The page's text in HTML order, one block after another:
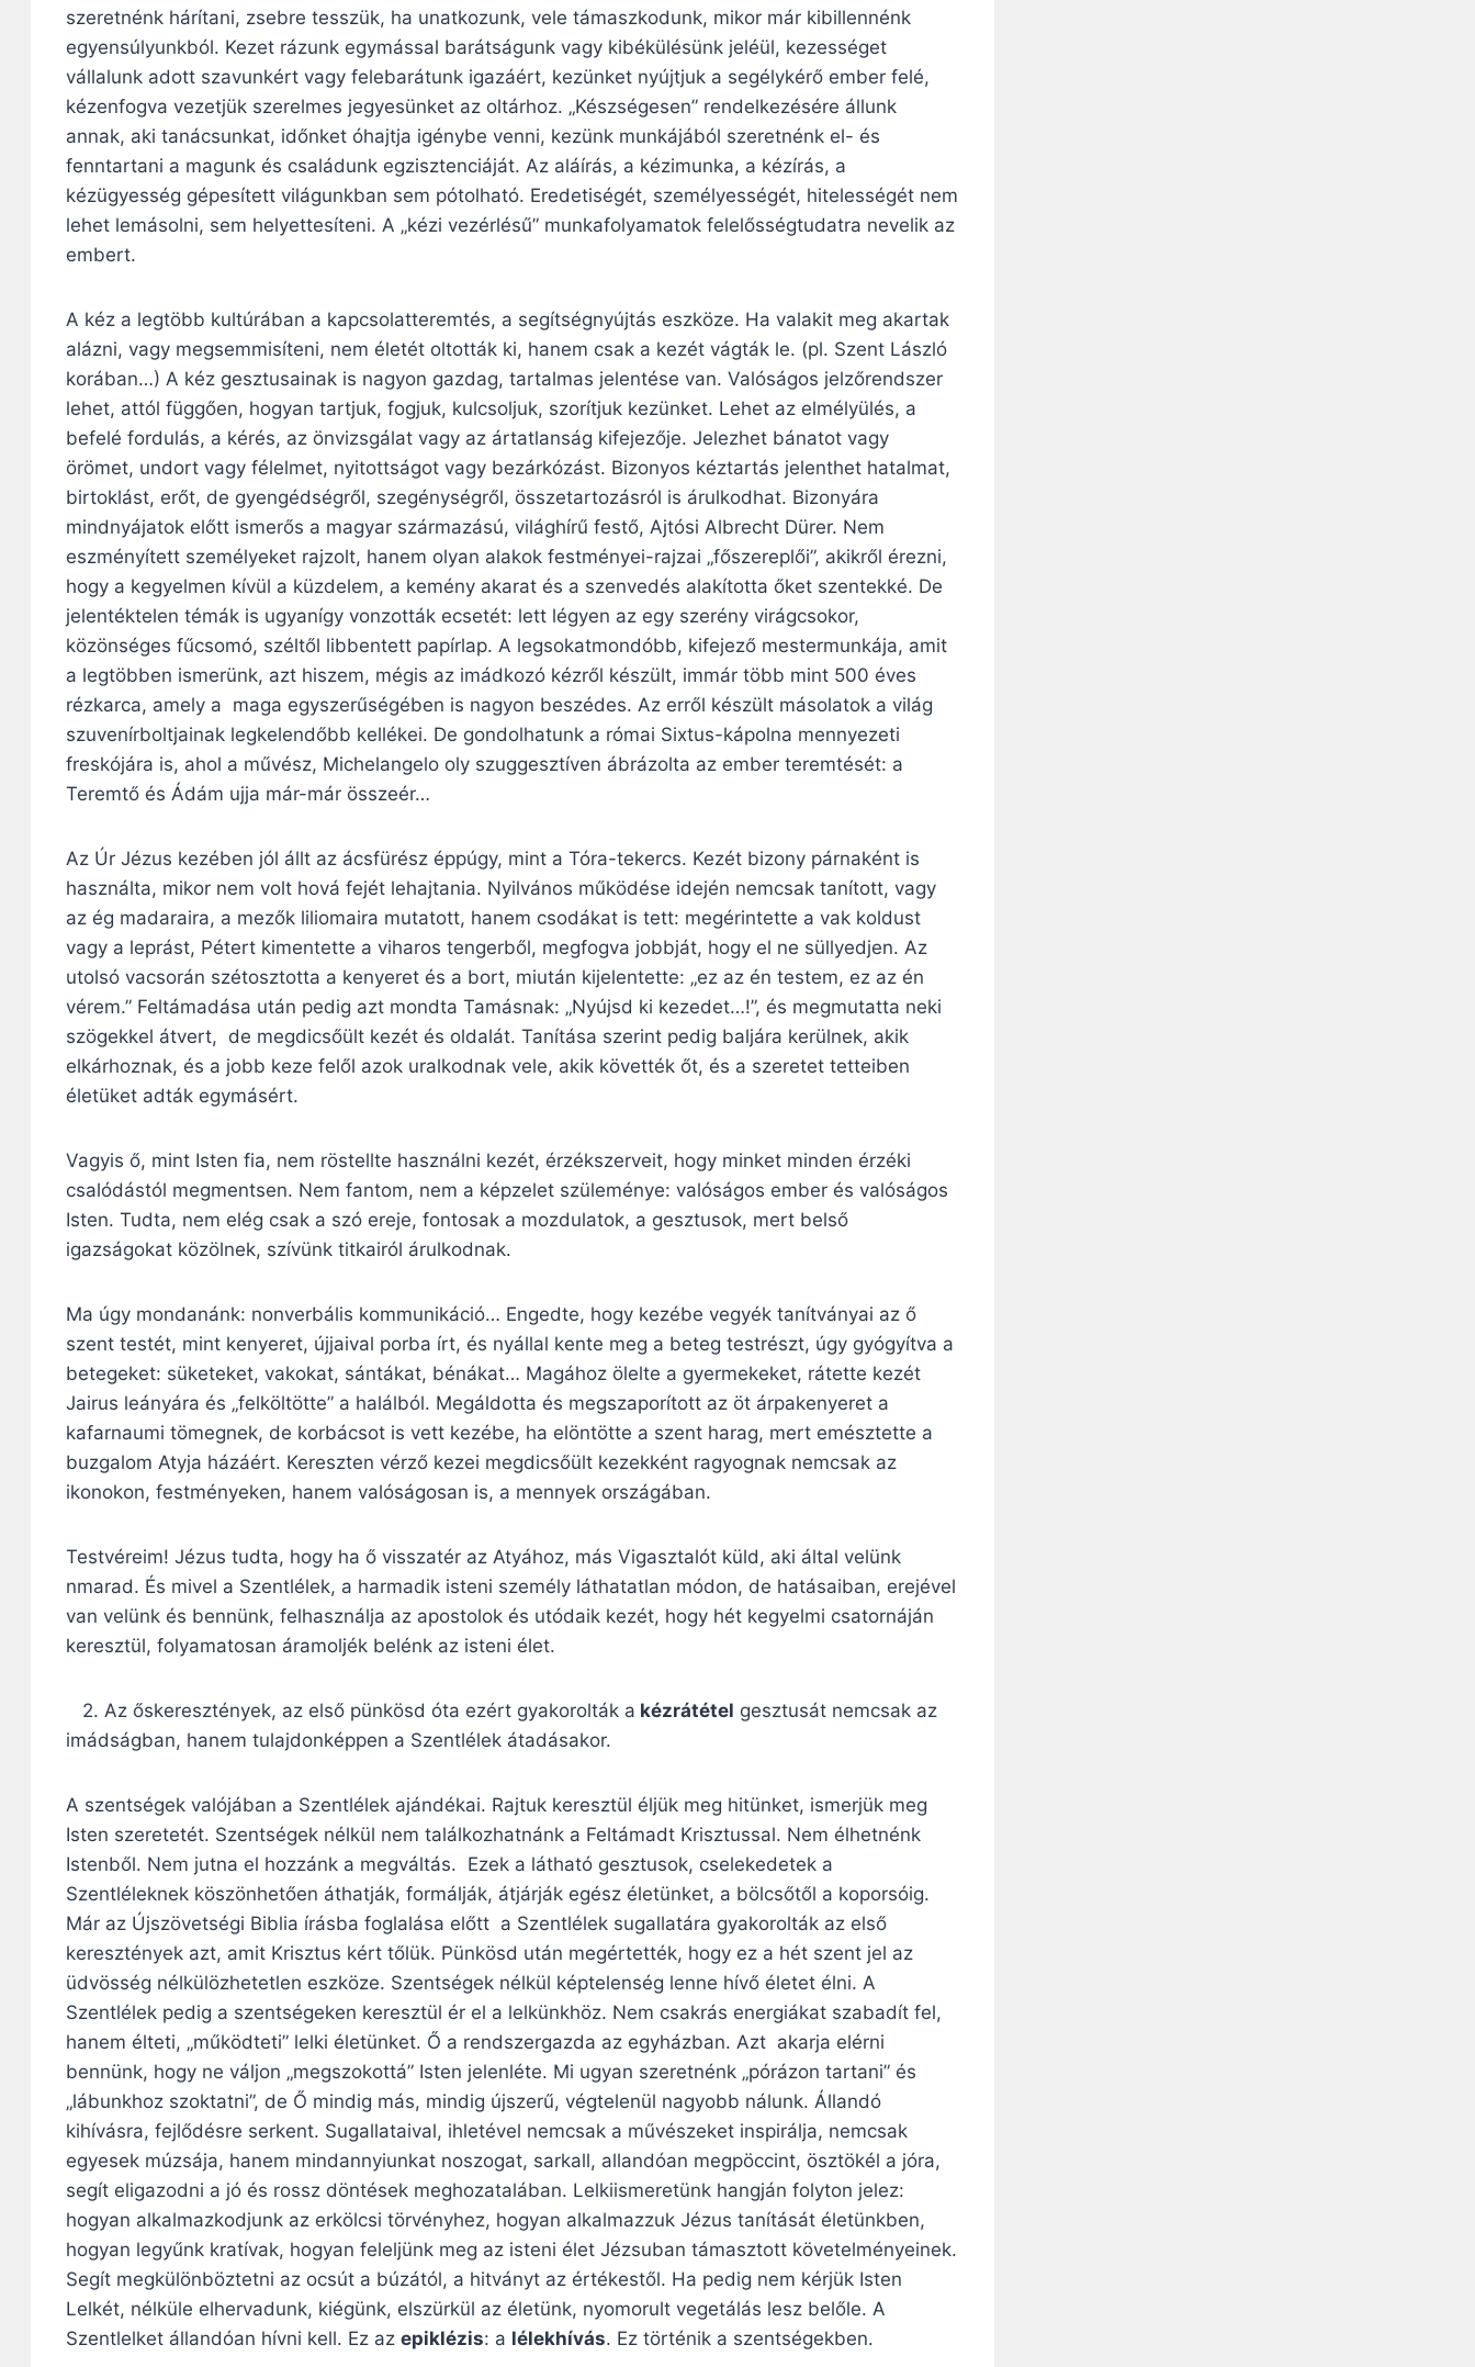
szeretnénk hárítani, zsebre tesszük, ha unatkozunk, vele támaszkodunk, mikor már kibillennénk
egyensúlyunkból. Kezet rázunk egymással barátságunk vagy kibékülésünk jeléül, kezességet
vállalunk adott szavunkért vagy felebarátunk igazáért, kezünket nyújtjuk a segélykérő ember felé,
kézenfogva vezetjük szerelmes jegyesünket az oltárhoz. „Készségesen” rendelkezésére állunk
annak, aki tanácsunkat, időnket óhajtja igénybe venni, kezünk munkájából szeretnénk el- és
fenntartani a magunk és családunk egzisztenciáját. Az aláírás, a kézimunka, a kézírás, a
kézügyesség gépesített világunkban sem pótolható. Eredetiségét, személyességét, hitelességét nem
lehet lemásolni, sem helyettesíteni. A „kézi vezérlésű” munkafolyamatok felelősségtudatra nevelik az
embert.
A kéz a legtöbb kultúrában a kapcsolatteremtés, a segítségnyújtás eszköze. Ha valakit meg akartak
alázni, vagy megsemmisíteni, nem életét oltották ki, hanem csak a kezét vágták le. (pl. Szent László
korában…) A kéz gesztusainak is nagyon gazdag, tartalmas jelentése van. Valóságos jelzőrendszer
lehet, attól függően, hogyan tartjuk, fogjuk, kulcsoljuk, szorítjuk kezünket. Lehet az elmélyülés, a
befelé fordulás, a kérés, az önvizsgálat vagy az ártatlanság kifejezője. Jelezhet bánatot vagy
örömet, undort vagy félelmet, nyitottságot vagy bezárkózást. Bizonyos kéztartás jelenthet hatalmat,
birtoklást, erőt, de gyengédségről, szegénységről, összetartozásról is árulkodhat. Bizonyára
mindnyájatok előtt ismerős a magyar származású, világhírű festő, Ajtósi Albrecht Dürer. Nem
eszményített személyeket rajzolt, hanem olyan alakok festményei-rajzai „főszereplői”, akikről érezni,
hogy a kegyelmen kívül a küzdelem, a kemény akarat és a szenvedés alakította őket szentekké. De
jelentéktelen témák is ugyanígy vonzották ecsetét: lett légyen az egy szerény virágcsokor,
közönséges fűcsomó, széltől libbentett papírlap. A legsokatmondóbb, kifejező mestermunkája, amit
a legtöbben ismerünk, azt hiszem, mégis az imádkozó kézről készült, immár több mint 500 éves
rézkarca, amely a maga egyszerűségében is nagyon beszédes. Az erről készült másolatok a világ
szuvenírboltjainak legkelendőbb kellékei. De gondolhatunk a római Sixtus-kápolna mennyezeti
freskójára is, ahol a művész, Michelangelo oly szuggesztíven ábrázolta az ember teremtését: a
Teremtő és Ádám ujja már-már összeér…
Az Úr Jézus kezében jól állt az ácsfürész éppúgy, mint a Tóra-tekercs. Kezét bizony párnaként is
használta, mikor nem volt hová fejét lehajtania. Nyilvános működése idején nemcsak tanított, vagy
az ég madaraira, a mezők liliomaira mutatott, hanem csodákat is tett: megérintette a vak koldust
vagy a leprást, Pétert kimentette a viharos tengerből, megfogva jobbját, hogy el ne süllyedjen. Az
utolsó vacsorán szétosztotta a kenyeret és a bort, miután kijelentette: „ez az én testem, ez az én
vérem.” Feltámadása után pedig azt mondta Tamásnak: „Nyújsd ki kezedet…!”, és megmutatta neki
szögekkel átvert, de megdicsőült kezét és oldalát. Tanítása szerint pedig baljára kerülnek, akik
elkárhoznak, és a jobb keze felől azok uralkodnak vele, akik követték őt, és a szeretet tetteiben
életüket adták egymásért.
Vagyis ő, mint Isten fia, nem röstellte használni kezét, érzékszerveit, hogy minket minden érzéki
csalódástól megmentsen. Nem fantom, nem a képzelet szüleménye: valóságos ember és valóságos
Isten. Tudta, nem elég csak a szó ereje, fontosak a mozdulatok, a gesztusok, mert belső
igazságokat közölnek, szívünk titkairól árulkodnak.
Ma úgy mondanánk: nonverbális kommunikáció… Engedte, hogy kezébe vegyék tanítványai az ő
szent testét, mint kenyeret, újjaival porba írt, és nyállal kente meg a beteg testrészt, úgy gyógyítva a
betegeket: süketeket, vakokat, sántákat, bénákat… Magához ölelte a gyermekeket, rátette kezét
Jairus leányára és „felköltötte” a halálból. Megáldotta és megszaporított az öt árpakenyeret a
kafarnaumi tömegnek, de korbácsot is vett kezébe, ha elöntötte a szent harag, mert emésztette a
buzgalom Atyja házáért. Kereszten vérző kezei megdicsőült kezekként ragyognak nemcsak az
ikonokon, festményeken, hanem valóságosan is, a mennyek országában.
Testvéreim! Jézus tudta, hogy ha ő visszatér az Atyához, más Vigasztalót küld, aki által velünk
nmarad. És mivel a Szentlélek, a harmadik isteni személy láthatatlan módon, de hatásaiban, erejével
van velünk és bennünk, felhasználja az apostolok és utódaik kezét, hogy hét kegyelmi csatornáján
keresztül, folyamatosan áramoljék belénk az isteni élet.
2. Az őskeresztények, az első pünkösd óta ezért gyakorolták a kézrátétel gesztusát nemcsak az
imádságban, hanem tulajdonképpen a Szentlélek átadásakor.
A szentségek valójában a Szentlélek ajándékai. Rajtuk keresztül éljük meg hitünket, ismerjük meg
Isten szeretetét. Szentségek nélkül nem találkozhatnánk a Feltámadt Krisztussal. Nem élhetnénk
Istenből. Nem jutna el hozzánk a megváltás. Ezek a látható gesztusok, cselekedetek a
Szentléleknek köszönhetően áthatják, formálják, átjárják egész életünket, a bölcsőtől a koporsóig.
Már az Újszövetségi Biblia írásba foglalása előtt a Szentlélek sugallatára gyakorolták az első
keresztények azt, amit Krisztus kért tőlük. Pünkösd után megértették, hogy ez a hét szent jel az
üdvösség nélkülözhetetlen eszköze. Szentségek nélkül képtelenség lenne hívő életet élni. A
Szentlélek pedig a szentségeken keresztül ér el a lelkünkhöz. Nem csakrás energiákat szabadít fel,
hanem élteti, „működteti” lelki életünket. Ő a rendszergazda az egyházban. Azt akarja elérni
bennünk, hogy ne váljon „megszokottá” Isten jelenléte. Mi ugyan szeretnénk „pórázon tartani” és
„lábunkhoz szoktatni”, de Ő mindig más, mindig újszerű, végtelenül nagyobb nálunk. Állandó
kihívásra, fejlődésre serkent. Sugallataival, ihletével nemcsak a művészeket inspirálja, nemcsak
egyesek múzsája, hanem mindannyiunkat noszogat, sarkall, allandóan megpöccint, ösztökél a jóra,
segít eligazodni a jó és rossz döntések meghozatalában. Lelkiismeretünk hangján folyton jelez:
hogyan alkalmazkodjunk az erkölcsi törvényhez, hogyan alkalmazzuk Jézus tanítását életünkben,
hogyan legyűnk kratívak, hogyan feleljünk meg az isteni élet Jézsuban támasztott követelményeinek.
Segít megkülönböztetni az ocsút a búzától, a hitványt az értékestől. Ha pedig nem kérjük Isten
Lelkét, nélküle elhervadunk, kiégünk, elszürkül az életünk, nyomorult vegetálás lesz belőle. A
Szentlelket állandóan hívni kell. Ez az epiklézis: a lélekhívás. Ez történik a szentségekben.